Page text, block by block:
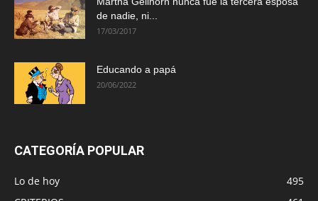
de nadie, ni...
17/03/2017
Educando a papá
20/06/2022
CATEGORÍA POPULAR
Lo de hoy
495